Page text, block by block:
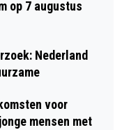
op 7 augustus
Nederland
voor
mensen met